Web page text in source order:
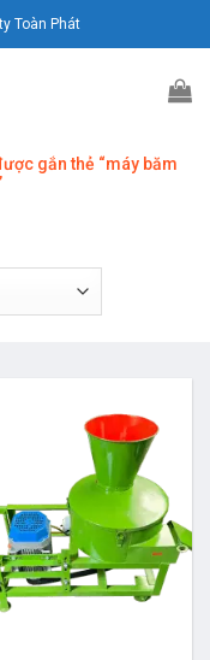
Toàn Phát
gắn thẻ “máy băm